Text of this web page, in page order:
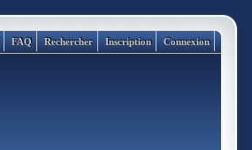
Connexion
Inscription
Rechercher
FAQ